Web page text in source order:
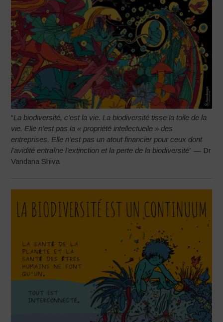
“La biodiversité, c’est la vie. La biodiversité tisse la toile de la
vie. Elle n’est pas la « propriété intellectuelle » des
entreprises. Elle n’est pas un atout financier pour ceux dont
l’avidité entraîne l’extinction et la perte de la biodiversité” — Dr
Vandana Shiva